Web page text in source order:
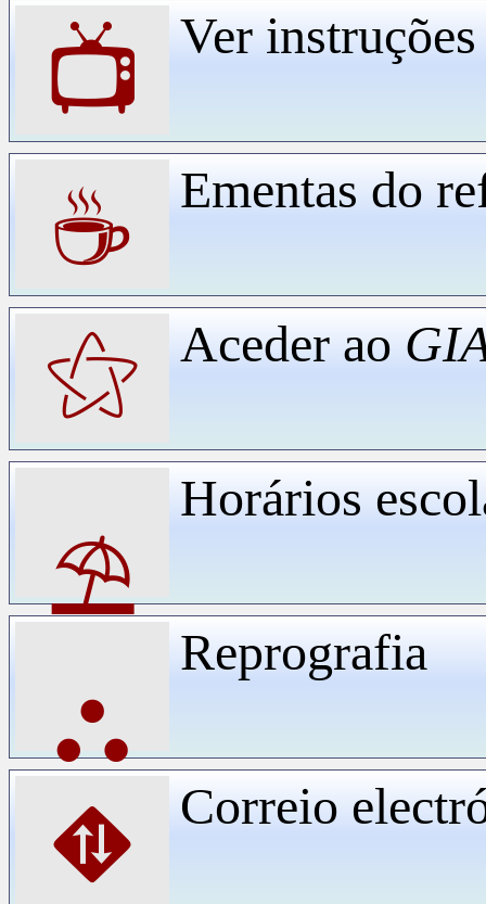
📺 Ver
☕ Ementas do
⚝ Aceder ao
⛱
Horários
⛬
Reprografia
⛖ Correio